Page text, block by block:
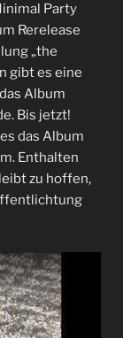
Party
Rerelease
„the
gibt es eine
Album
Bis jetzt!
das Album
Enthalten
zu hoffen,